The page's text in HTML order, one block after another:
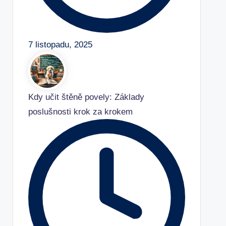
7 listopadu, 2025
Kdy učit štěně povely: Základy
poslušnosti krok za krokem